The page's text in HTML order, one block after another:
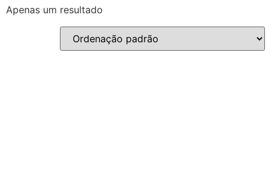
Apenas um resultado